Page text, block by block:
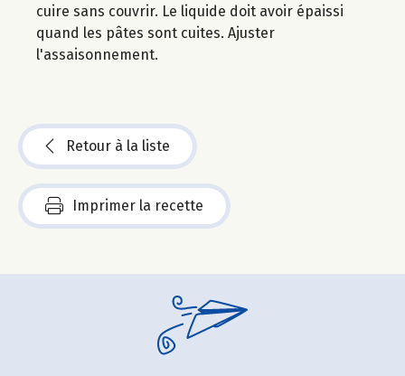
cuire sans couvrir. Le liquide doit avoir épaissi
quand les pâtes sont cuites. Ajuster
l'assaisonnement.
Retour à la liste
Imprimer la recette